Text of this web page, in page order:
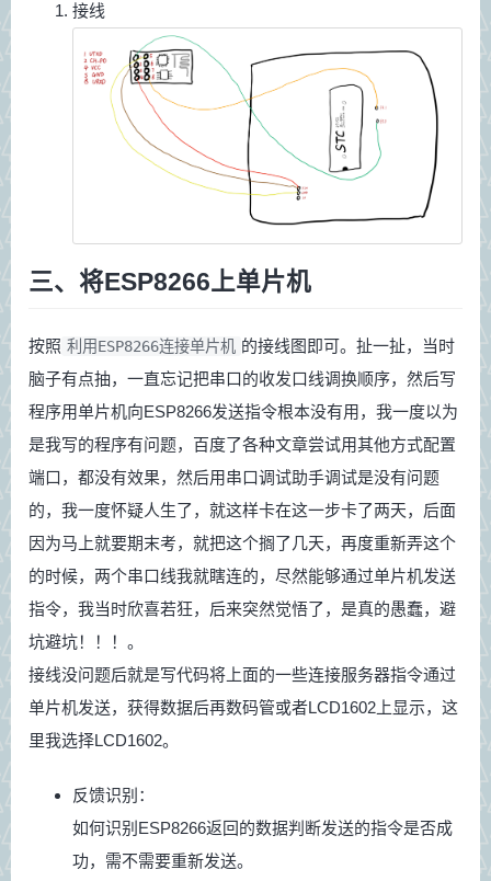
接线
三、将ESP8266上单片机
按照 利用ESP8266连接单片机 的接线图即可。扯一扯，当时
脑子有点抽，一直忘记把串口的收发口线调换顺序，然后写
程序用单片机向ESP8266发送指令根本没有用，我一度以为
是我写的程序有问题，百度了各种文章尝试用其他方式配置
端口，都没有效果，然后用串口调试助手调试是没有问题
的，我一度怀疑人生了，就这样卡在这一步卡了两天，后面
因为马上就要期末考，就把这个搁了几天，再度重新弄这个
的时候，两个串口线我就瞎连的，尽然能够通过单片机发送
指令，我当时欣喜若狂，后来突然觉悟了，是真的愚蠢，避
坑避坑！！！。
接线没问题后就是写代码将上面的一些连接服务器指令通过
单片机发送，获得数据后再数码管或者LCD1602上显示，这
里我选择LCD1602。
反馈识别：
如何识别ESP8266返回的数据判断发送的指令是否成
功，需不需要重新发送。